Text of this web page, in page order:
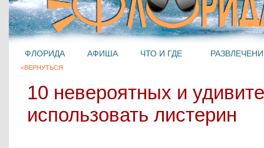
ФЛОРИДА АФИША ЧТО И ГДЕ
<ВЕРНУТЬСЯ
10 невероятных и
использовать листерин